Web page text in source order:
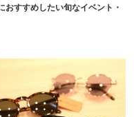
すすめしたい旬なイベント・